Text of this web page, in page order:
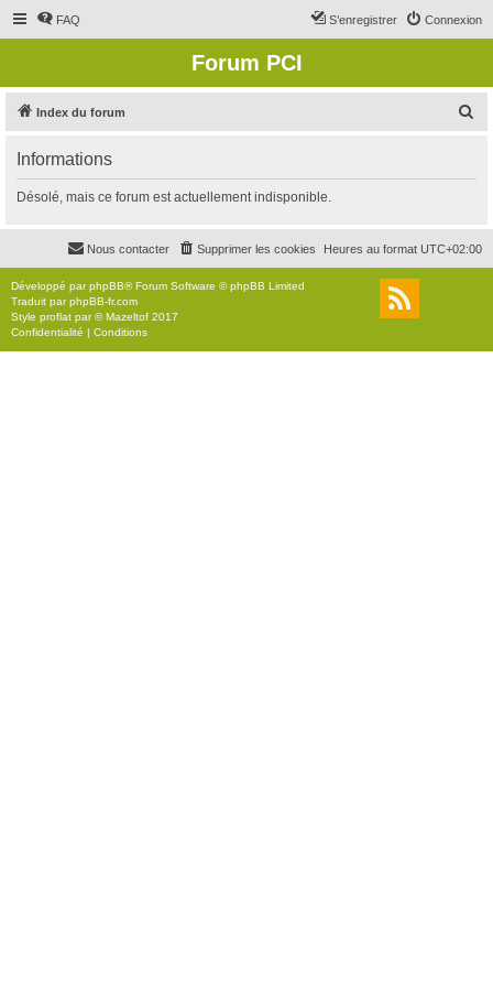
FAQ Connexion
S’enregistrer
Forum PCI
Index du forum
r
c
r
Informations
Désolé, mais ce forum est actuellement indisponible.
Heures au format UTC+02:00
Supprimer les cookies
Nous contacter
Développé parphpBB® Forum Software © phpBB Limited
Traduit parphpBB-fr.com
Style proflat par ©Mazeltof 2017
Confidentialité | Conditions